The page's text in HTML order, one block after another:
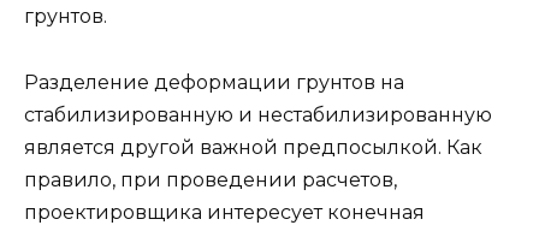
грунтов.
Разделение деформации грунтов на
стабилизированную и нестабилизированную
является другой важной предпосылкой. Как
правило, при проведении расчетов,
проектировщика интересует конечная